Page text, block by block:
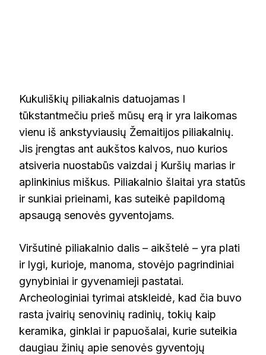
Kukuliškių piliakalnis datuojamas I
tūkstantmečiu prieš mūsų erą ir yra laikomas
vienu iš ankstyviausių Žemaitijos piliakalnių.
Jis įrengtas ant aukštos kalvos, nuo kurios
atsiveria nuostabūs vaizdai į Kuršių marias ir
aplinkinius miškus. Piliakalnio šlaitai yra statūs
ir sunkiai prieinami, kas suteikė papildomą
apsaugą senovės gyventojams.
Viršutinė piliakalnio dalis – aikštelė – yra plati
ir lygi, kurioje, manoma, stovėjo pagrindiniai
gynybiniai ir gyvenamieji pastatai.
Archeologiniai tyrimai atskleidė, kad čia buvo
rasta įvairių senovinių radinių, tokių kaip
keramika, ginklai ir papuošalai, kurie suteikia
daugiau žinių apie senovės gyventojų